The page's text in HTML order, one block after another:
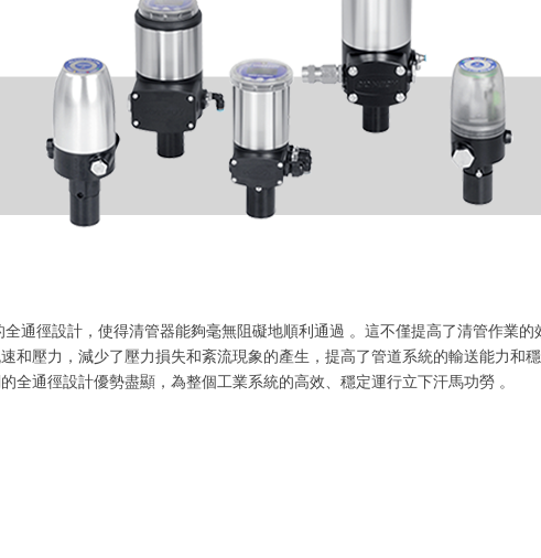
通徑設計，使得清管器能夠毫無阻礙地順利通過 。這不僅提高了清管作業的
和壓力，減少了壓力損失和紊流現象的產生，提高了管道系統的輸送能力和
全通徑設計優勢盡顯，為整個工業系統的高效、穩定運行立下汗馬功勞 。